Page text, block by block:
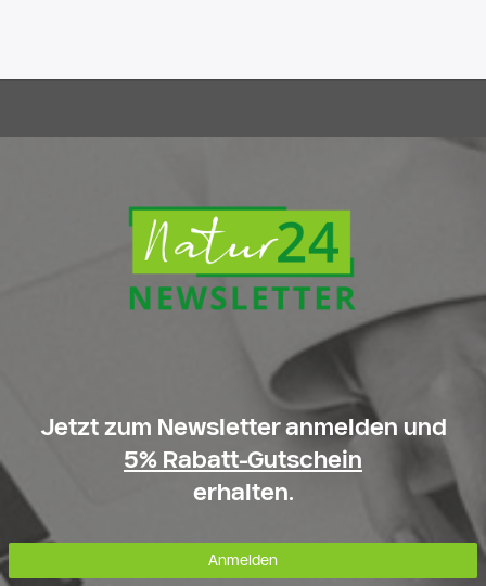
Jetzt zum Newsletter anmelden und
5% Rabatt-Gutschein
erhalten.
Anmelden